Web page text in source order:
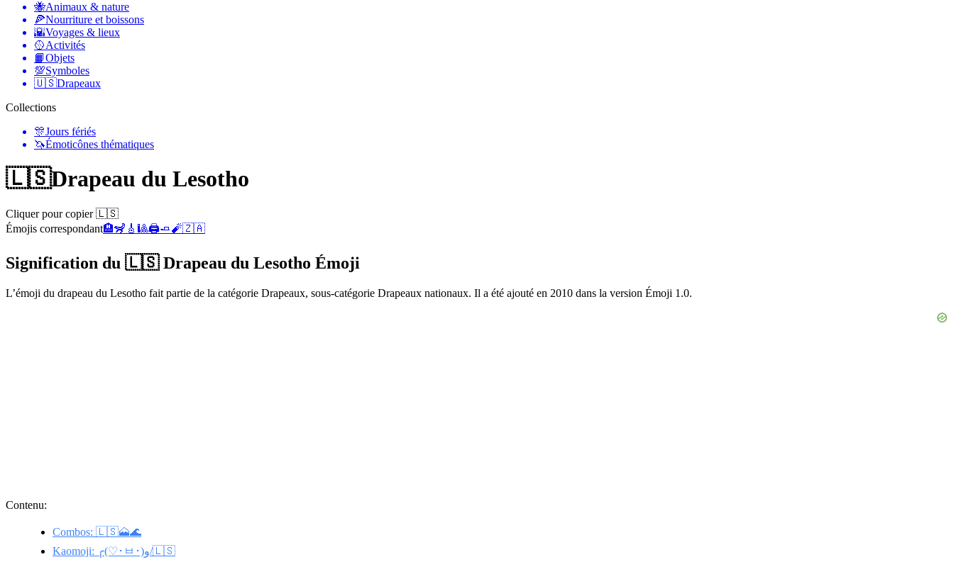
🐝Animaux & nature
🍕Nourriture et boissons
🌇Voyages & lieux
🥎Activités
📙Objets
💯Symboles
🇺🇸Drapeaux
Collections
🎊Jours fériés
🦄Émoticônes thématiques
🇱🇸Drapeau du Lesotho
Cliquer pour copier 🇱🇸
Émojis correspondant🏨🦨 🎸 🎱🖨️🧈🧨🇿🇦
Signification du 🇱🇸 Drapeau du Lesotho Émoji
L’émoji du drapeau du Lesotho fait partie de la catégorie Drapeaux, sous-catégorie Drapeaux nationaux. Il a été ajouté en 2010 dans la version Émoji 1.0.
Contenu:
Combos: 🇱🇸🗻🌊
Kaomoji: ╭(♡･ㅂ･)و/🇱🇸